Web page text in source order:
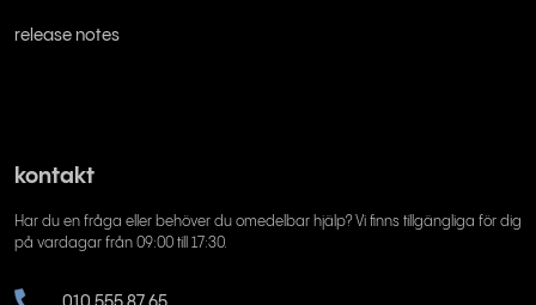
release notes
kontakt
Har du en fråga eller behöver du omedelbar hjälp? Vi finns tillgängliga för dig
på vardagar från 09:00 till 17:30.